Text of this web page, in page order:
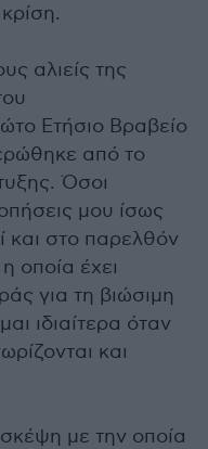
αλιείς της
Ετήσιο Βραβείο
από το
Όσοι
μου ίσως
και στο παρελθόν
οποία έχει
για τη βιώσιμη
ιδιαίτερα όταν
και
με την οποία